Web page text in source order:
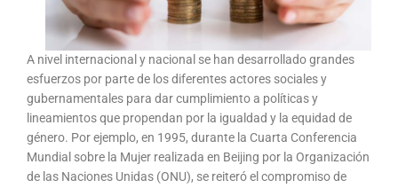
A nivel internacional y nacional se han desarrollado grandes
esfuerzos por parte de los diferentes actores sociales y
gubernamentales para dar cumplimiento a políticas y
lineamientos que propendan por la igualdad y la equidad de
género. Por ejemplo, en 1995, durante la Cuarta Conferencia
Mundial sobre la Mujer realizada en Beijing por la Organización
de las Naciones Unidas (ONU), se reiteró el compromiso de